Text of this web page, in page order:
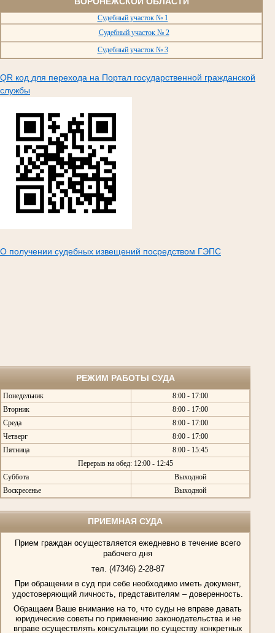
Судебный участок № 1
Судебный участок № 2
Судебный участок № 3
QR код для перехода на Портал государственной гражданской
службы
О получении судебных извещений посредством ГЭПС
РЕЖИМ РАБОТЫ СУДА
Понедельник
8:00 - 17:00
Вторник
8:00 - 17:00
Среда
8:00 - 17:00
Четверг
8:00 - 17:00
Пятница
8:00 - 15:45
Перерыв на обед: 12:00 - 12:45
Суббота
Выходной
Воскресенье
Выходной
ПРИЕМНАЯ СУДА
Прием граждан осуществляется ежедневно в течение всего
рабочего дня
тел. (47346) 2-28-87
При обращении в суд при себе необходимо иметь документ,
удостоверяющий личность, представителям – доверенность.
Обращаем Ваше внимание на то, что суды не вправе давать
юридические советы по применению законодательства и не
вправе осуществлять консультации по существу конкретных